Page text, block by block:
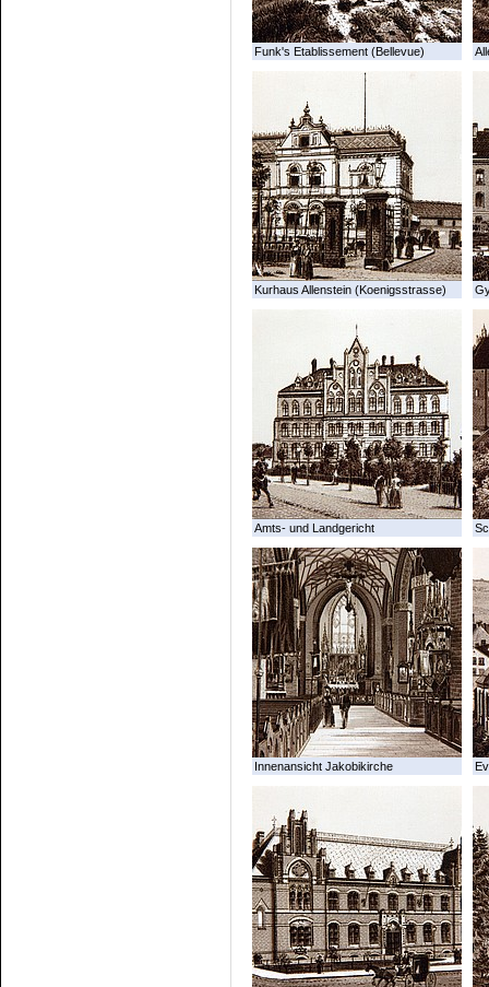
Funk's Etablissement (Bellevue)
Kurhaus Allenstein (Koenigsstrasse)
Amts- und Landgericht
Innenansicht Jakobikirche